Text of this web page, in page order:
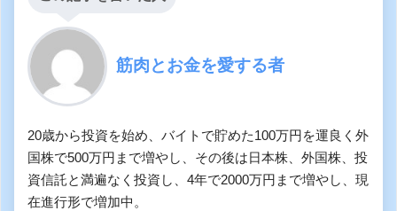
筋肉とお金を愛する者
20歳から投資を始め、バイトで貯めた100万円を運良く外
国株で500万円まで増やし、その後は日本株、外国株、投
資信託と満遍なく投資し、4年で2000万円まで増やし、現
在進行形で増加中。